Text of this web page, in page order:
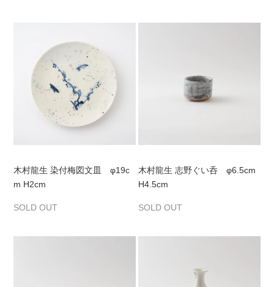
木村龍生 染付梅図文皿 φ19c
m H2cm
SOLD OUT
木村龍生 志野ぐい呑 φ6.5cm
H4.5cm
SOLD OUT